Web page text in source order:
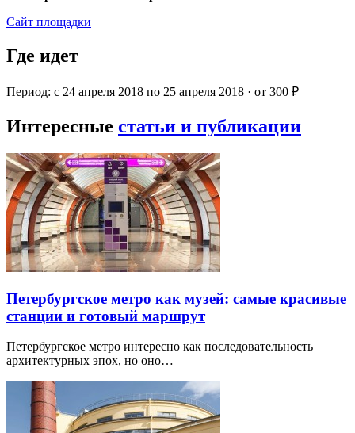
Сайт площадки
Где идет
Период: с 24 апреля 2018 по 25 апреля 2018 · от 300 ₽
Интересные статьи и публикации
Петербургское метро как музей: самые красивые
станции и готовый маршрут
Петербургское метро интересно как последовательность
архитектурных эпох, но оно…